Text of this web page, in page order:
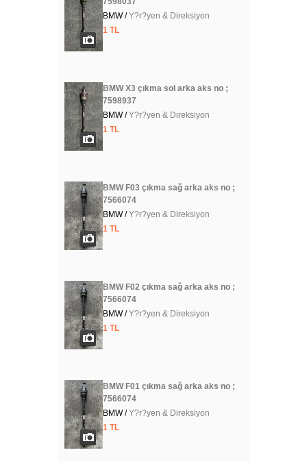
BMW /Y?r?yen & Direksiyon
1 TL
BMW X3 çıkma sol arka aks no ;
7598937
BMW /Y?r?yen & Direksiyon
1 TL
BMW F03 çıkma sağ arka aks no ;
7566074
BMW /Y?r?yen & Direksiyon
1 TL
BMW F02 çıkma sağ arka aks no ;
7566074
BMW /Y?r?yen & Direksiyon
1 TL
BMW F01 çıkma sağ arka aks no ;
7566074
BMW /Y?r?yen & Direksiyon
1 TL